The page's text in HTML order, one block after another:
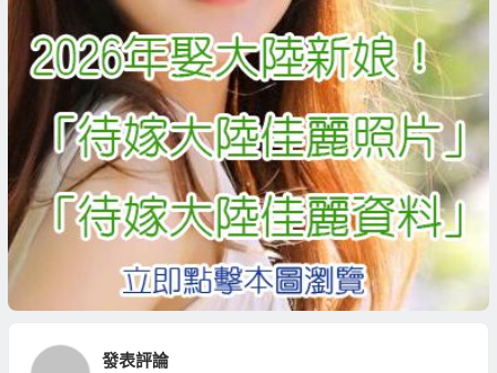
發表評論